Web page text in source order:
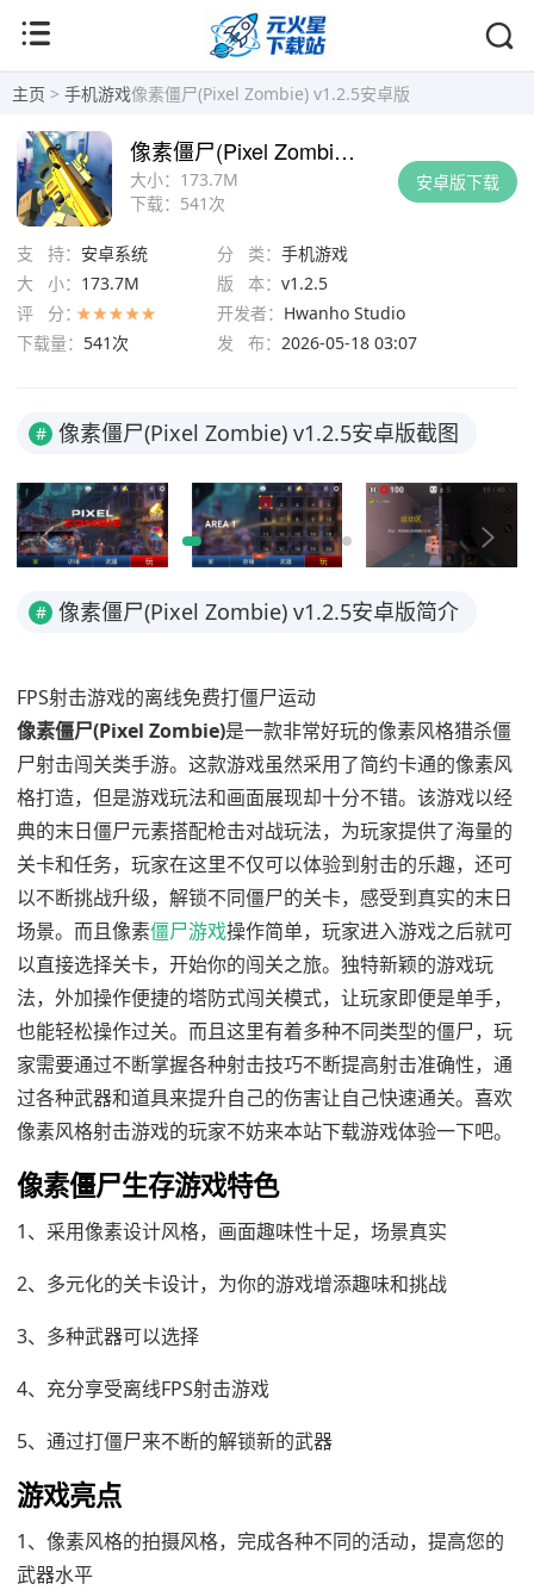
主页 > 手机游戏像素僵尸(Pixel Zombie) v1.2.5安卓版
安卓版下载
大小： 173.7M
下载： 541次
像素僵尸(Pixel Zombie) v1.2.5安卓版
支 持： 安卓系统 分 类： 手机游戏
大 小： 173.7M 版 本： v1.2.5
评 分：
开发者： Hwanho Studio
下载量： 541次 发 布： 2026-05-18 03:07
# 像素僵尸(Pixel Zombie) v1.2.5安卓版截图
# 像素僵尸(Pixel Zombie) v1.2.5安卓版简介
FPS射击游戏的离线免费打僵尸运动
像素僵尸(Pixel Zombie)是一款非常好玩的像素风格猎杀僵
尸射击闯关类手游。这款游戏虽然采用了简约卡通的像素风
格打造，但是游戏玩法和画面展现却十分不错。该游戏以经
典的末日僵尸元素搭配枪击对战玩法，为玩家提供了海量的
关卡和任务，玩家在这里不仅可以体验到射击的乐趣，还可
以不断挑战升级，解锁不同僵尸的关卡，感受到真实的末日
场景。而且像素僵尸游戏操作简单，玩家进入游戏之后就可
以直接选择关卡，开始你的闯关之旅。独特新颖的游戏玩
法，外加操作便捷的塔防式闯关模式，让玩家即便是单手，
也能轻松操作过关。而且这里有着多种不同类型的僵尸，玩
家需要通过不断掌握各种射击技巧不断提高射击准确性，通
过各种武器和道具来提升自己的伤害让自己快速通关。喜欢
像素风格射击游戏的玩家不妨来本站下载游戏体验一下吧。
像素僵尸生存游戏特色
1、采用像素设计风格，画面趣味性十足，场景真实
2、多元化的关卡设计，为你的游戏增添趣味和挑战
3、多种武器可以选择
4、充分享受离线FPS射击游戏
5、通过打僵尸来不断的解锁新的武器
游戏亮点
1、像素风格的拍摄风格，完成各种不同的活动，提高您的
武器水平